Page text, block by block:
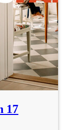
17